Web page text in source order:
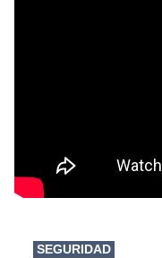
SEGURIDAD